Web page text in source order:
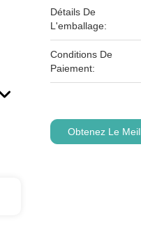
Détails De
L'emballage:
Conditions De
Paiement:
Obtenez Le